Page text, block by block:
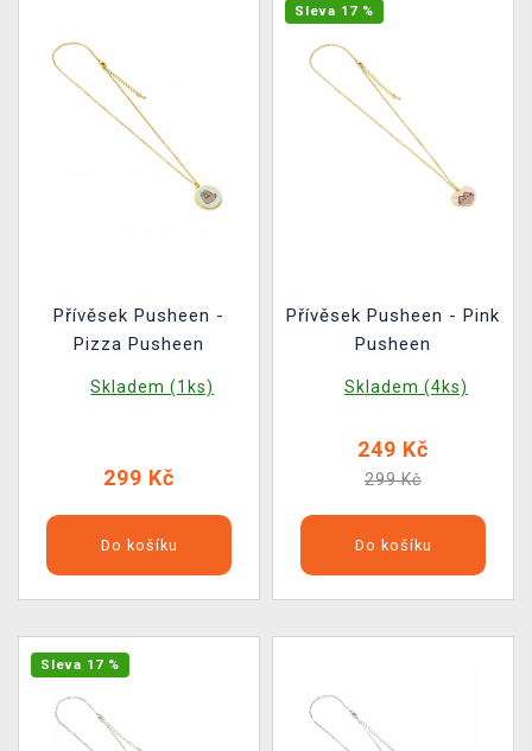
Přívěsek Pusheen -
Pizza Pusheen
Skladem (1ks)
299 Kč
Do košíku
Sleva 17 %
Přívěsek Pusheen - Pink
Pusheen
Skladem (4ks)
249 Kč
299 Kč
Do košíku
Sleva 17 %